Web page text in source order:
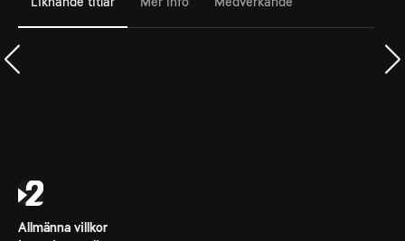
Allmänna villkor